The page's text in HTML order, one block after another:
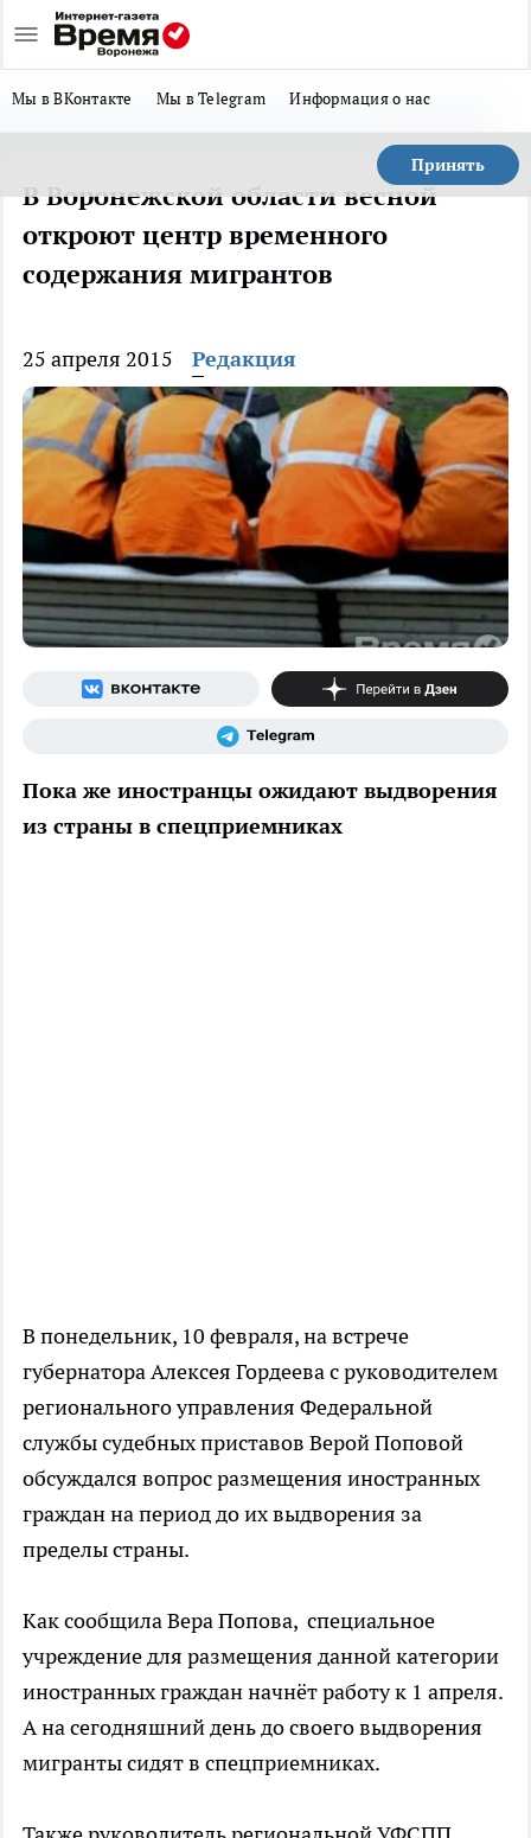
Мы в ВКонтакте Мы в Telegram Информация о нас
Принять
В Воронежской области весной
откроют центр временного
содержания мигрантов
25 апреля 2015 Редакция
Пока же иностранцы ожидают выдворения
из страны в спецприемниках
В понедельник, 10 февраля, на встрече
губернатора Алексея Гордеева с руководителем
регионального управления Федеральной
службы судебных приставов Верой Поповой
обсуждался вопрос размещения иностранных
граждан на период до их выдворения за
пределы страны.
Как сообщила Вера Попова, специальное
учреждение для размещения данной категории
иностранных граждан начнёт работу к 1 апреля.
А на сегодняшний день до своего выдворения
мигранты сидят в спецприемниках.